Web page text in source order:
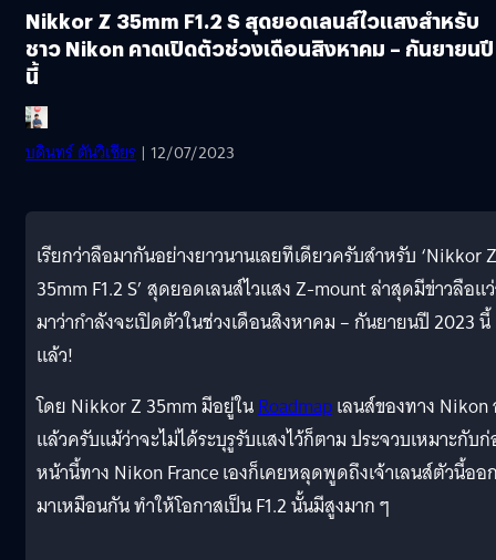
Nikkor Z 35mm F1.2 S สุดยอดเลนส์ไวแสงสำหรับ
ชาว Nikon คาดเปิดตัวช่วงเดือนสิงหาคม – กันยายนปี
นี้
บดินทร์ ตันวิเชียร | 12/07/2023
เรียกว่าลือมากันอย่างยาวนานเลยทีเดียวครับสำหรับ ‘Nikkor Z
35mm F1.2 S’ สุดยอดเลนส์ไวแสง Z-mount ล่าสุดมีข่าวลือแ
มาว่ากำลังจะเปิดตัวในช่วงเดือนสิงหาคม – กันยายนปี 2023 นี้
แล้ว!
โดย Nikkor Z 35mm มีอยู่ในRoadmapเลนส์ของทาง Nikon
แล้วครับแม้ว่าจะไม่ได้ระบุรูรับแสงไว้ก็ตาม ประจวบเหมาะกับ
หน้านี้ทาง Nikon France เองก็เคยหลุดพูดถึงเจ้าเลนส์ตัวนี้ออ
มาเหมือนกัน ทำให้โอกาสเป็น F1.2 นั้นมีสูงมาก ๆ